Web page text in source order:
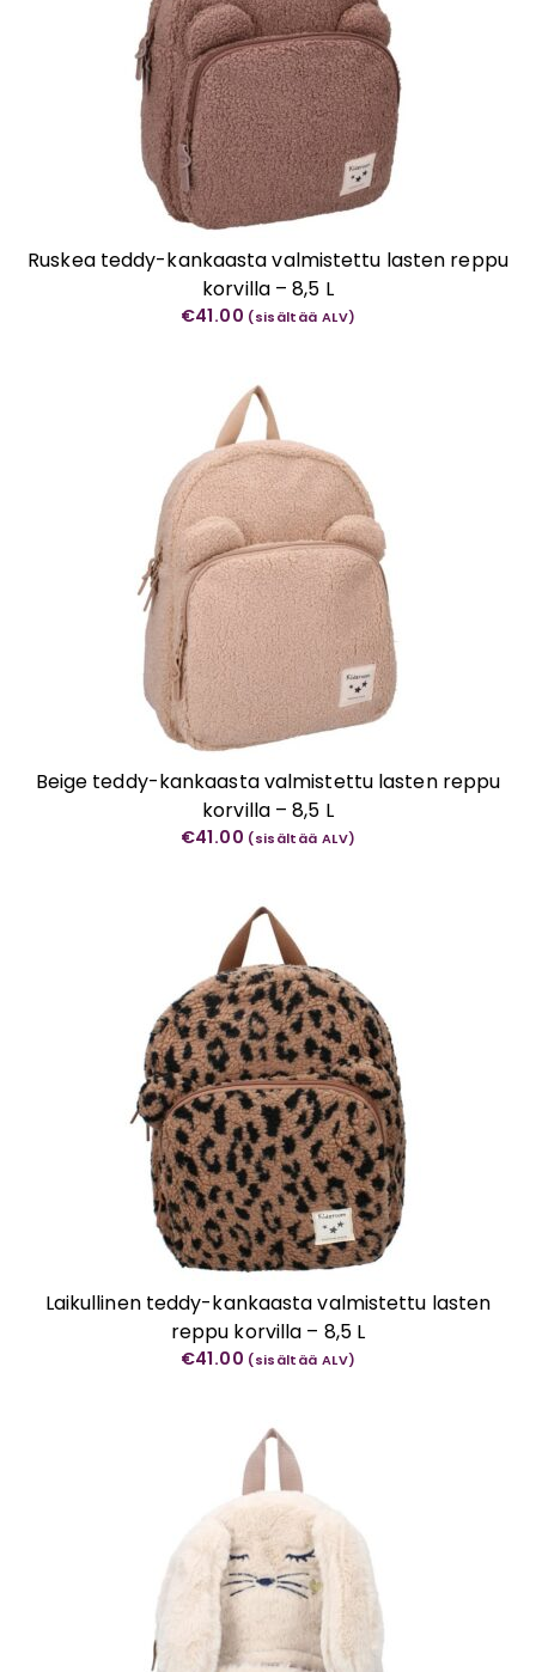
Ruskea teddy-kankaasta valmistettu lasten reppu
korvilla – 8,5 L
€41.00 (sisältää ALV)
Beige teddy-kankaasta valmistettu lasten reppu
korvilla – 8,5 L
€41.00 (sisältää ALV)
Laikullinen teddy-kankaasta valmistettu lasten
reppu korvilla – 8,5 L
€41.00 (sisältää ALV)